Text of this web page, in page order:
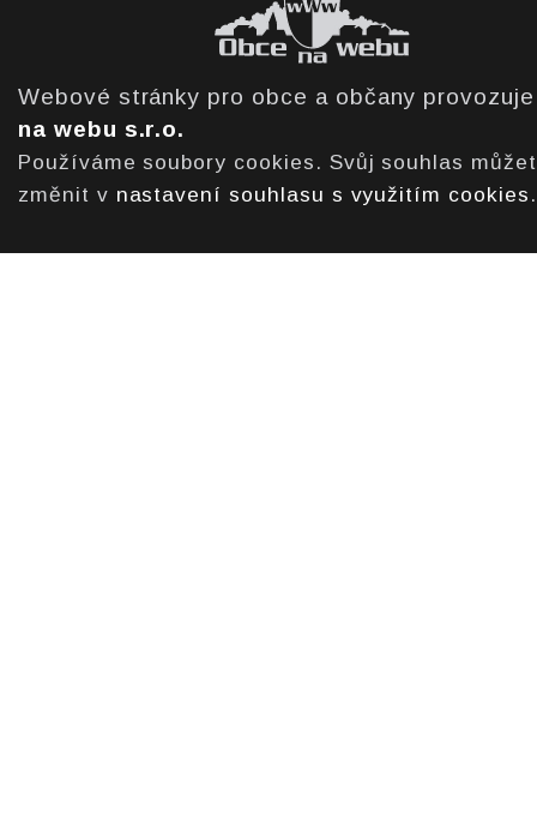
Webové stránky pro obce a občany
na webu s.r.o.
Používáme soubory cookies. Svůj souhlas
změnit v nastavení souhlasu s využitím cookies .